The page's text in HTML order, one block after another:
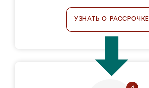
УЗНАТЬ О РАССРОЧКЕ